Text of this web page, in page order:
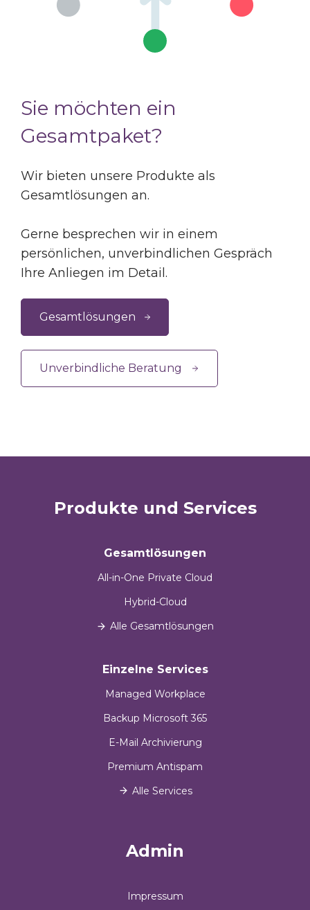
Sie möchten ein
Gesamtpaket?
Wir bieten unsere Produkte als
Gesamtlösungen an.
Gerne besprechen wir in einem
persönlichen, unverbindlichen Gespräch
Ihre Anliegen im Detail.
Gesamtlösungen
Unverbindliche Beratung
Produkte und Services
Gesamtlösungen
All-in-One Private Cloud
Hybrid-Cloud
Alle Gesamtlösungen
Einzelne Services
Managed Workplace
Backup Microsoft 365
E-Mail Archivierung
Premium Antispam
Alle Services
Admin
Impressum